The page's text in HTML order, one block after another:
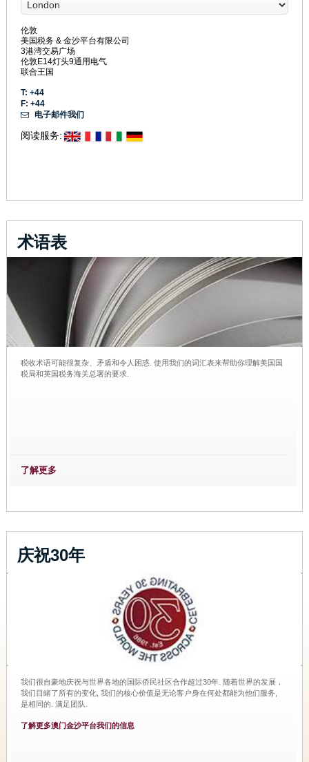
伦敦
美国税务 & 金沙平台有限公司
3港湾交易广场
伦敦E14灯头9通用电气
联合王国
T: +44
F: +44
电子邮件我们
阅读服务:
术语表
税收术语可能很复杂、矛盾和令人困惑. 使用我们的词汇表来帮助你理解美国国
税局和英国税务海关总署的要求.
了解更多
庆祝30年
我们很自豪地庆祝与世界各地的国际侨民社区合作超过30年. 随着世界的发展，
我们目睹了所有的变化, 我们的核心价值是无论客户身在何处都能为他们服务,
是相同的. 满足团队.
了解更多澳门金沙平台我们的信息